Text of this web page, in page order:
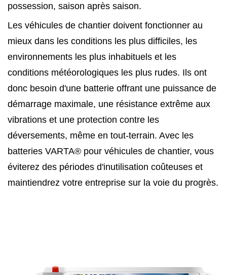
possession, saison après saison.
Les véhicules de chantier doivent fonctionner au
mieux dans les conditions les plus difficiles, les
environnements les plus inhabituels et les
conditions météorologiques les plus rudes. Ils ont
donc besoin d'une batterie offrant une puissance de
démarrage maximale, une résistance extrême aux
vibrations et une protection contre les
déversements, même en tout-terrain. Avec les
batteries VARTA® pour véhicules de chantier, vous
éviterez des périodes d'inutilisation coûteuses et
maintiendrez votre entreprise sur la voie du progrès.